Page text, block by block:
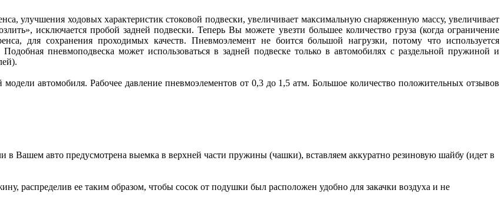
улучшения ходовых характеристик стоковой подвески, увеличивает максимальную снаряженную массу, увеличивает
исключается пробой задней подвески. Теперь Вы можете увезти большее количество груза (когда ограничение
для сохранения проходимых качеств. Пневмоэлемент не боится большой нагрузки, потому что используется
пневмоподвеска может использоваться в задней подвеске только в автомобилях с раздельной пружиной и
автомобиля. Рабочее давление пневмоэлементов от 0,3 до 1,5 атм. Большое количество положительных отзывов
Вашем авто предусмотрена выемка в верхней части пружины (чашки), вставляем аккуратно резиновую шайбу (идет в
распределив ее таким образом, чтобы сосок от подушки был расположен удобно для закачки воздуха и не